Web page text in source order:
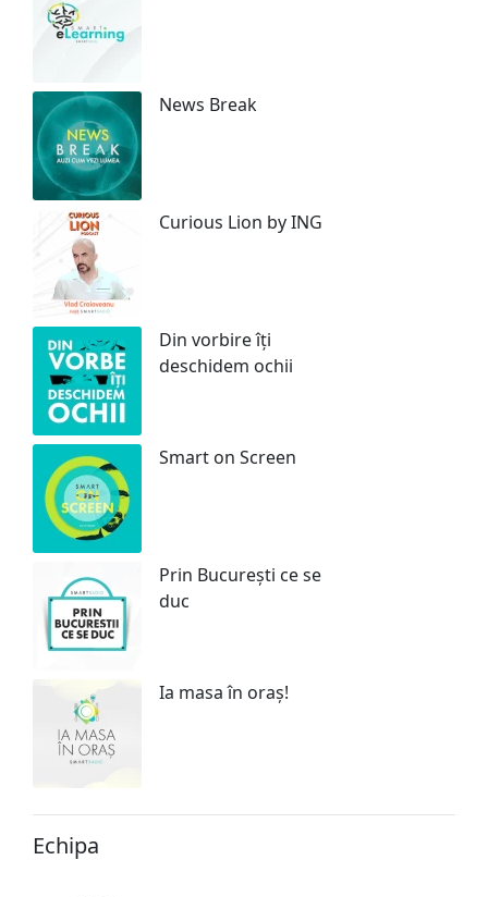
News Break
Curious Lion by ING
Din vorbire îți
deschidem ochii
Smart on Screen
Prin București ce se
duc
Ia masa în oraș!
Echipa